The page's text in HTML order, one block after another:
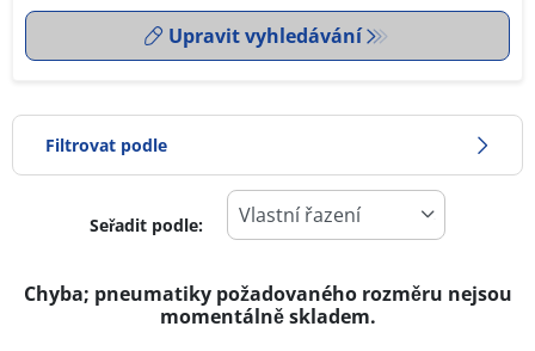
Upravit vyhledávání
Filtrovat podle
Seřadit podle:
Chyba; pneumatiky požadovaného rozměru nejsou
momentálně skladem.